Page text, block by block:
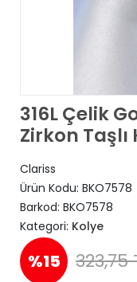
316L Çelik
Zirkon Taşlı
Clariss
Ürün Kodu: BKO7578
Barkod: BKO7578
Kategori: Kolye
%15 323,75